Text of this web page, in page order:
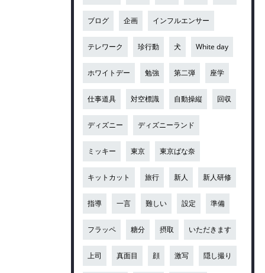
ブログ 企画 インフルエンサー
テレワーク 珍行動 犬 White day
ホワイトデー 勉強 第二弾 座学
仕事道具 対空標識 自動操縦 回収
ディズニー ディズニーランド
ミッキー 東京 東京ばな奈
キットカット 旅行 新人 新人研修
指導 一言 難しい 設定 準備
フラッペ 糖分 摂取 いただきます
上司 真面目 顔 激写 隠し撮り